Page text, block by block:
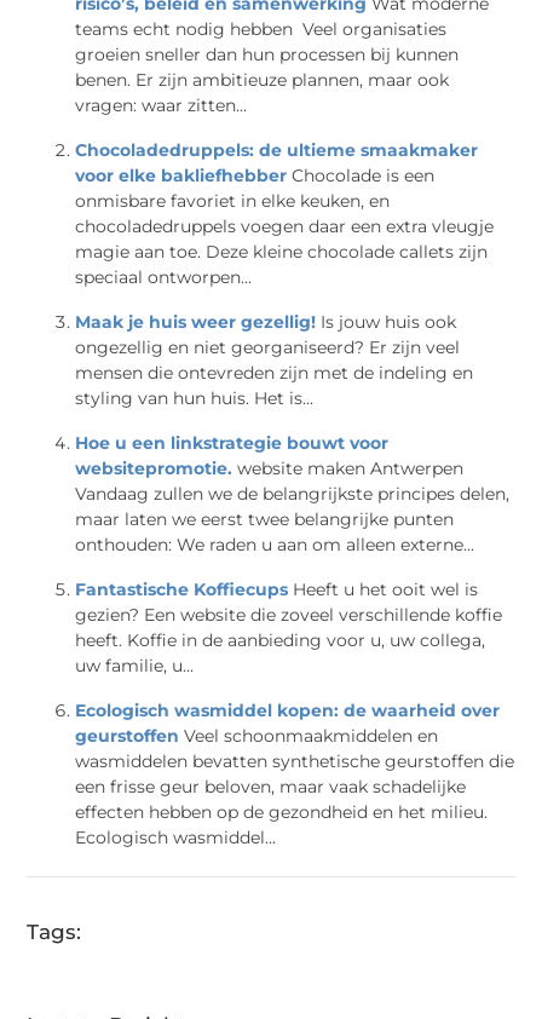
teams echt nodig hebben Veel organisaties
groeien sneller dan hun processen bij kunnen
benen. Er zijn ambitieuze plannen, maar ook
vragen: waar zitten...
Chocoladedruppels: de ultieme smaakmaker
voor elke bakliefhebber Chocolade is een
onmisbare favoriet in elke keuken, en
chocoladedruppels voegen daar een extra vleugje
magie aan toe. Deze kleine chocolade callets zijn
speciaal ontworpen...
Maak je huis weer gezellig! Is jouw huis ook
ongezellig en niet georganiseerd? Er zijn veel
mensen die ontevreden zijn met de indeling en
styling van hun huis. Het is...
Hoe u een linkstrategie bouwt voor
websitepromotie. website maken Antwerpen
Vandaag zullen we de belangrijkste principes delen,
maar laten we eerst twee belangrijke punten
onthouden: We raden u aan om alleen externe...
Fantastische Koffiecups Heeft u het ooit wel is
gezien? Een website die zoveel verschillende koffie
heeft. Koffie in de aanbieding voor u, uw collega,
uw familie, u...
Ecologisch wasmiddel kopen: de waarheid over
geurstoffen Veel schoonmaakmiddelen en
wasmiddelen bevatten synthetische geurstoffen die
een frisse geur beloven, maar vaak schadelijke
effecten hebben op de gezondheid en het milieu.
Ecologisch wasmiddel...
Tags: